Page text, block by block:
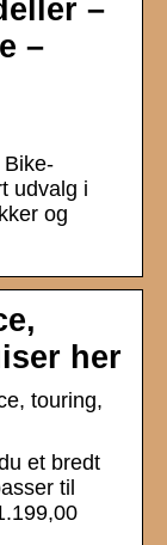
–
–
udvalg i
og
her
touring,
et bredt
til